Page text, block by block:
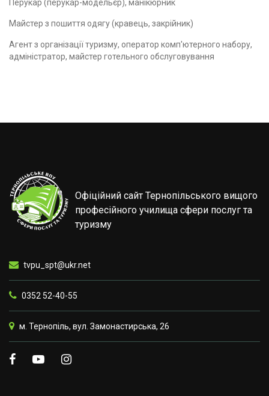
Перукар (перукар-модельєр), манікюрник
Майстер з пошиття одягу (кравець, закрійник)
Агент з організації туризму, оператор комп'ютерного набору,
адміністратор, майстер готельного обслуговування
Офіційний сайт Тернопільського вищого
професійного училища сфери послуг та
туризму
tvpu_spt@ukr.net
0352 52-40-55
м. Тернопіль, вул. Замонастирська, 26